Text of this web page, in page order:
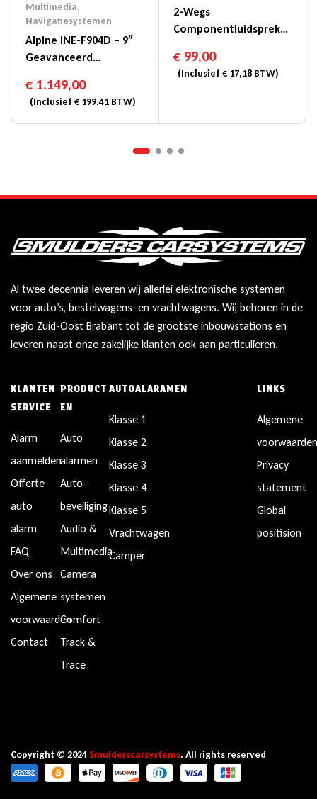
Multimedia,
Navigatiesystemen
Alpine INE-F904D – 9″
Geavanceerd
€ 1.149,00
(Inclusief € 199,41 BTW)
2-Wegs
Componentluidspreker
SXE-1350S
€99,00
(Inclusief €17,18BTW)
Al twee decennia leveren wij allerlei elektronische systemen
voor auto’s, bestelwagens en vrachtwagens. Wij behoren in de
regio Zuid-Oost Brabant tot de grootste inbouwstations en
leveren naast onze zakelijke klanten ook aan particulieren.
KLANTEN
SERVICE
Alarm
aanmelden
Offerte
auto
alarm
FAQ
Over ons
Algemene
voorwaarden
Contact
PRODUCT
EN
Auto
alarmen
Auto-
beveiliging
Audio &
Multimedia
Camera
systemen
Comfort
Track &
Trace
AUTOALARAMEN
Klasse 1
Klasse 2
Klasse 3
Klasse 4
Klasse 5
Vrachtwagen
Camper
LINKS
Algemene
Privacy
statement
Global
positision
Copyright © 2024Smulderscarsystems. All rights reserved